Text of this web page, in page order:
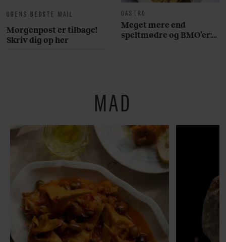
UGENS BEDSTE MAIL
Morgenpost er tilbage!
Skriv dig op her
GASTRO
Meget mere end
speltmødre og BMO’er:
MAD